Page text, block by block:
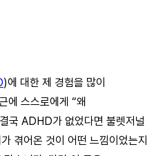
)에 대한 제 경험을 많이
에 스스로에게 “왜
국 ADHD가 없었다면 불렛저널
겪어온 것이 어떤 느낌이었는지